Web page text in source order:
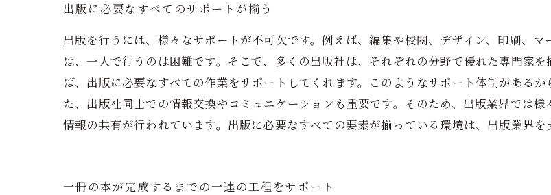
出版に必要なすべてのサポートが揃う
出版を行うには、様々なサポートが不可欠です。例えば、編集や校閲、デザイン、印刷、
は、一人で行うのは困難です。そこで、多くの出版社は、それぞれの分野で優れた専門家
ば、出版に必要なすべての作業をサポートしてくれます。このようなサポート体制がある
た、出版社同士での情報交換やコミュニケーションも重要です。そのため、出版業界では
情報の共有が行われています。出版に必要なすべての要素が揃っている環境は、出版業界を
一冊の本が完成するまでの一連の工程をサポート